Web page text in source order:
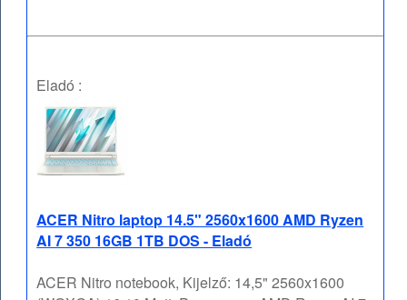
Eladó :
ACER Nitro laptop 14.5" 2560x1600 AMD Ryzen
AI 7 350 16GB 1TB DOS - Eladó
ACER Nitro notebook, Kijelző: 14,5" 2560x1600